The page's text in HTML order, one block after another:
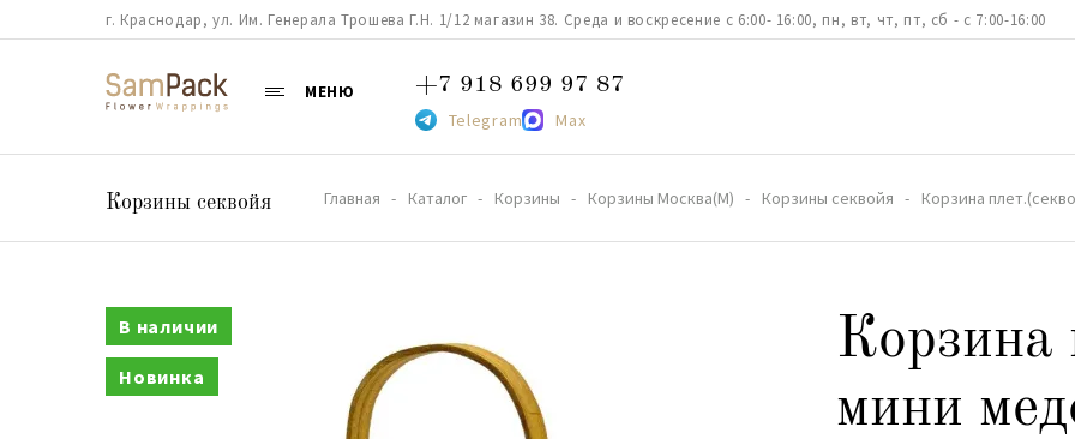
г. Краснодар, ул. Им. Генерала Трошева Г.Н. 1/12 магазин 38. Среда и воскресение с 6:00- 16:00, пн, вт, чт, пт, сб - с 7:00-16:00
МЕНЮ +7 918 699 97 87
Telegram Max
Корзины секвойя Главная Каталог Корзины Корзины Москва(М) Корзины секвойя Корзина
В наличии
Новинка
Корзина
мини